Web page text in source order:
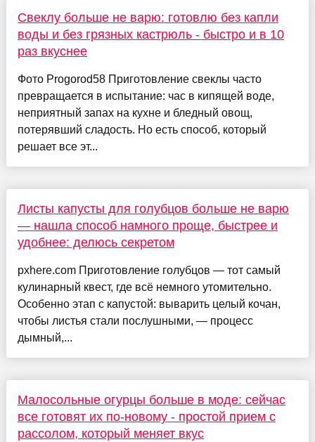
Свеклу больше не варю: готовлю без капли
воды и без грязных кастрюль - быстро и в 10
раз вкуснее
Фото Progorod58 Приготовление свеклы часто
превращается в испытание: час в кипящей воде,
неприятный запах на кухне и бледный овощ,
потерявший сладость. Но есть способ, который
решает все эт...
Листы капусты для голубцов больше не варю
— нашла способ намного проще, быстрее и
удобнее: делюсь секретом
pxhere.com Приготовление голубцов — тот самый
кулинарный квест, где всё немного утомительно.
Особенно этап с капустой: выварить целый кочан,
чтобы листья стали послушными, — процесс
дымный,...
Малосольные огурцы больше в моде: сейчас
все готовят их по-новому - простой прием с
рассолом, который меняет вкус